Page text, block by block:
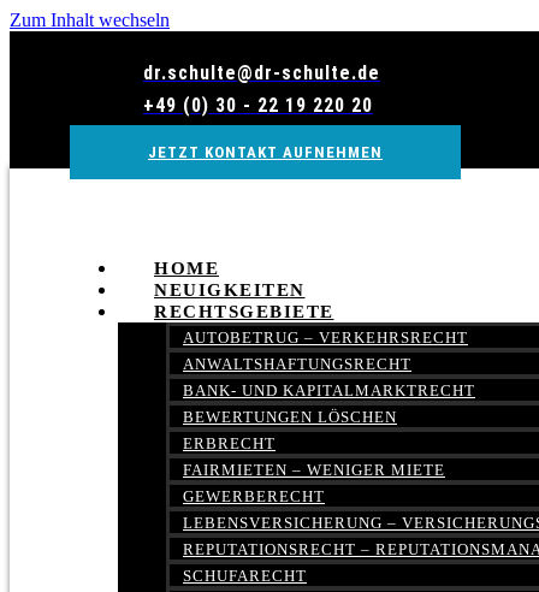
Zum Inhalt wechseln
dr.schulte@dr-schulte.de
+49 (0) 30 - 22 19 220 20
JETZT KONTAKT AUFNEHMEN
HOME
NEUIGKEITEN
RECHTSGEBIETE
AUTOBETRUG – VERKEHRSRECHT
ANWALTSHAFTUNGSRECHT
BANK- UND KAPITALMARKTRECHT
BEWERTUNGEN LÖSCHEN
ERBRECHT
FAIRMIETEN – WENIGER MIETE
GEWERBERECHT
LEBENSVERSICHERUNG –
REPUTATIONSRECHT –
SCHUFARECHT